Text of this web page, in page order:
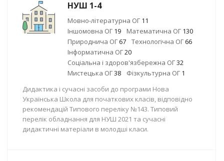
НУШ 1-4
Мовно-літературна ОГ 11
Іншомовна ОГ 19 Математична ОГ 130
Природнича ОГ 67 Технологічна ОГ 66
Інформатична ОГ20
Соціальна і здоров'язбережна ОГ32
Мистецька ОГ38 Фізкультурна ОГ 1
Дидактика і сучасні засоби до програми Нова
Українська Школа для початкових класів, відповідно
рекомендацій Типового переліку №143. Типовий
перелік обладнання для НУШ 2021 та сучасні
дидактичні матеріали в молодші класи.